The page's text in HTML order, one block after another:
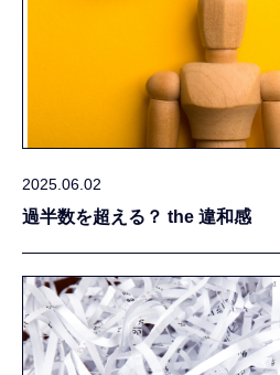
2025.06.02
過半数を超える？ the 違和感